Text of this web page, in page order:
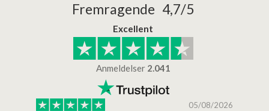
Fremragende 4,7/5
Excellent
Anmeldelser 2.041
05/08/2026